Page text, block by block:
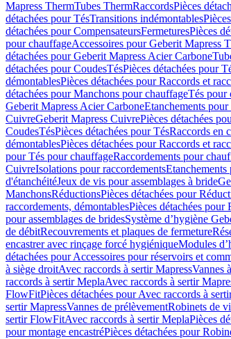
Mapress ThermTubes ThermRaccordsPièces
détachées pour TésTransitions indémontables
détachées pour CompensateursFermeturesPièces
pour chauffageAccessoires pour Geberit Mapress
détachées pour Geberit Mapress Acier Carbone
détachées pour CoudesTésPièces détachées pour
démontablesPièces détachées pour Raccords et
détachées pour Manchons pour chauffageTés pour
Geberit Mapress Acier CarboneEtanchements
CuivreGeberit Mapress CuivrePièces détachées
CoudesTésPièces détachées pour TésRaccords en
démontablesPièces détachées pour Raccords et
pour Tés pour chauffageRaccordements pour
CuivreIsolations pour raccordementsEtanchements
d'étanchéitéJeux de vis pour assemblages à bride
ManchonsRéductionsPièces détachées pour
raccordements, démontablesPièces détachées pour
pour assemblages de bridesSystème d’hygiène
de débitRecouvrements et plaques de fermeture
encastrer avec rinçage forcé hygiéniqueModules
détachées pour Accessoires pour réservoirs et
à siège droitAvec raccords à sertir MapressVannes
raccords à sertir MeplaAvec raccords à sertir
FlowFitPièces détachées pour Avec raccords à
sertir MapressVannes de prélèvementRobinets de
sertir FlowFitAvec raccords à sertir MeplaPièces
pour montage encastréPièces détachées pour